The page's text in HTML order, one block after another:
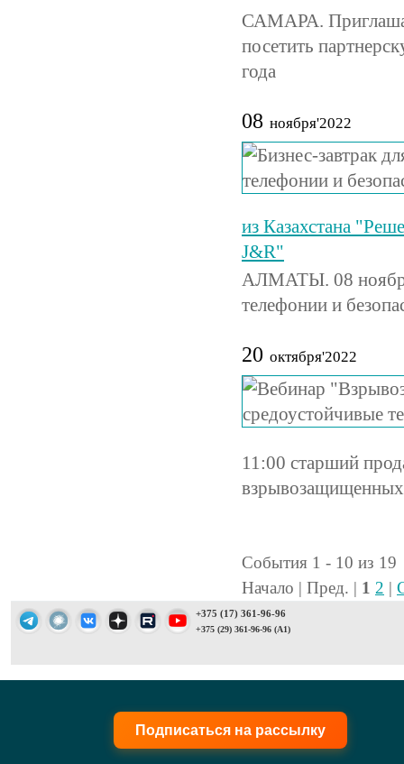
САМАРА.
посетить
года
08 ноября'2022
из Казахстана
J&R"
АЛМАТЫ. 08 ноября
телефонии и
20 октября'2022
11:00 старший
События 1 - 10 из 19
Начало | Пред. | 1 2 |
+375 (17) 361-96-96
+375 (29) 361-96-96 (A1)
Подписаться на рассылку